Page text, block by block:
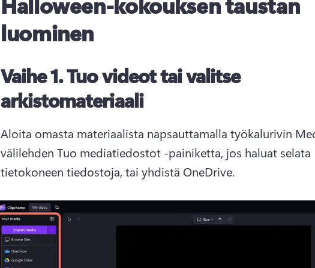
luominen
Vaihe 1.Tuo videot tai valitse
arkistomateriaali
Aloita omasta materiaalista napsauttamalla työkalurivin
välilehden Tuo mediatiedostot -painiketta, jos haluat selata
tietokoneen tiedostoja, tai yhdistä OneDrive.